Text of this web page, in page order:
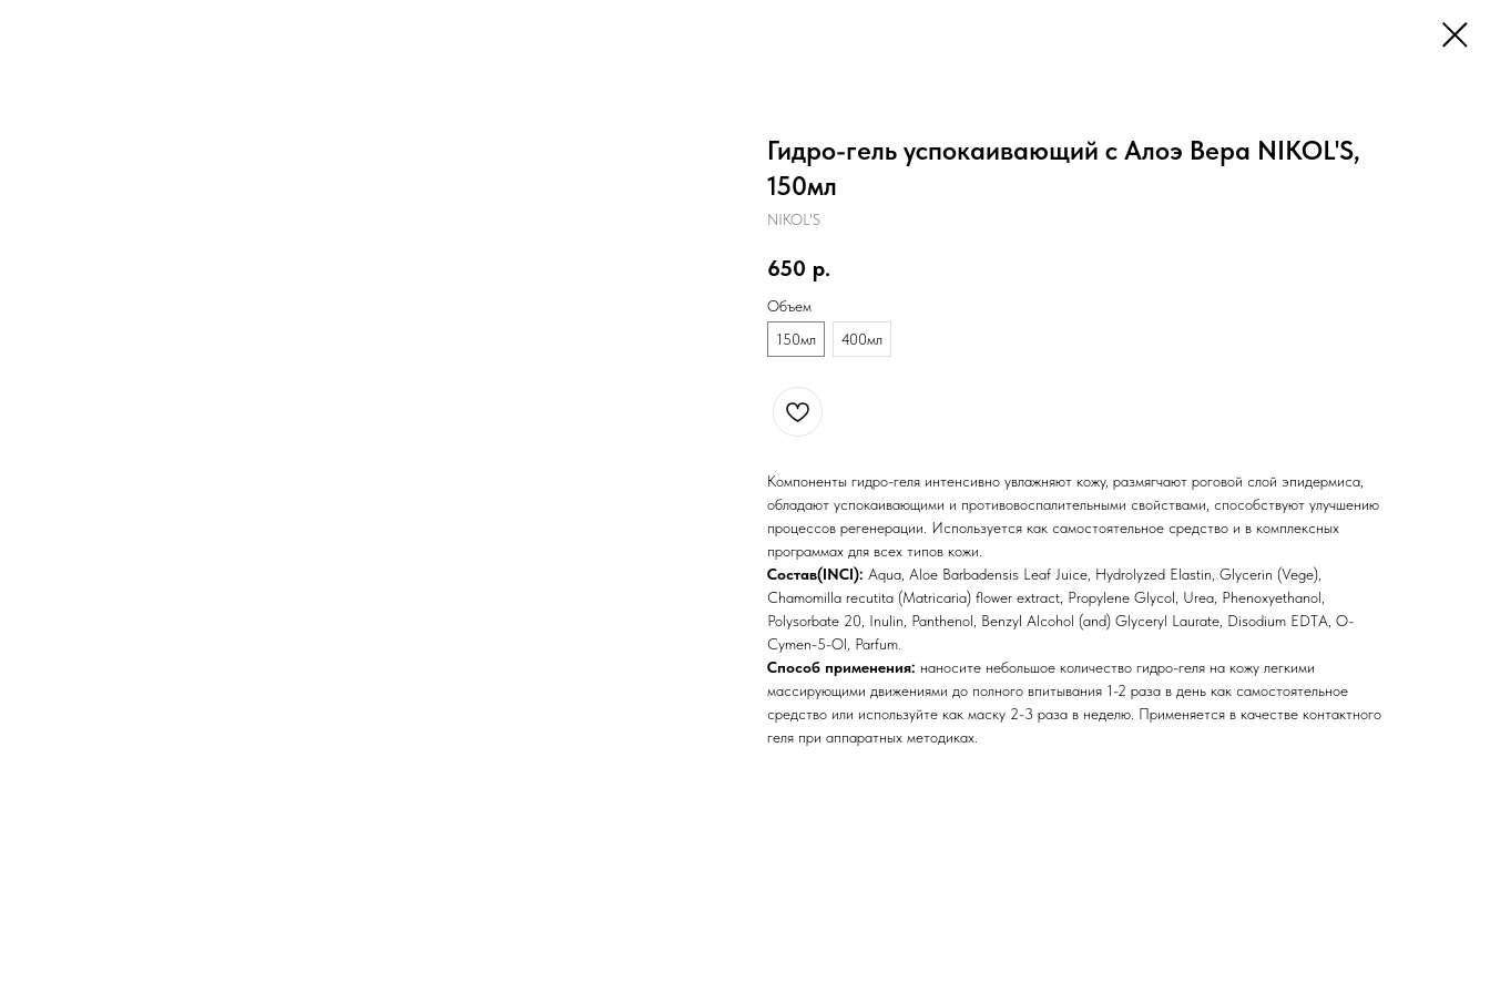
Гидро-гель успокаивающий с Алоэ Вера NIKOL'S,
150мл
NIKOL'S
650 р.
Объем
150мл
400мл
Компоненты гидро-геля интенсивно увлажняют кожу, размягчают роговой слой эпидермиса,
обладают успокаивающими и противовоспалительными свойствами, способствуют улучшению
процессов регенерации. Используется как самостоятельное средство и в комплексных
программах для всех типов кожи.
Состав(INCI): Aqua, Aloe Barbadensis Leaf Juice, Hydrolyzed Elastin, Glycerin (Vege),
Chamomilla recutita (Matricaria) flower extract, Propylene Glycol, Urea, Phenoxyethanol,
Polysorbate 20, Inulin, Panthenol, Benzyl Alcohol (and) Glyceryl Laurate, Disodium EDTA, O-
Cymen-5-Ol, Parfum.
Способ применения: наносите небольшое количество гидро-геля на кожу легкими
массирующими движениями до полного впитывания 1-2 раза в день как самостоятельное
средство или используйте как маску 2-3 раза в неделю. Применяется в качестве контактного
геля при аппаратных методиках.